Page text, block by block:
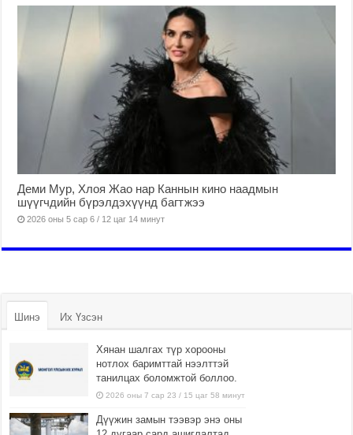
Деми Мур, Хлоя Жао нар Каннын кино наадмын
шүүгчдийн бүрэлдэхүүнд багтжээ
2026 оны 5 сар 6 / 12 цаг 14 минут
Шинэ Их Үзсэн
Хянан шалгах түр хорооны
нотлох баримттай нээлттэй
танилцах боломжтой боллоо.
2026 оны 7 сар 23 / 15 цаг 58 минут
Дүүжин замын тээвэр энэ оны